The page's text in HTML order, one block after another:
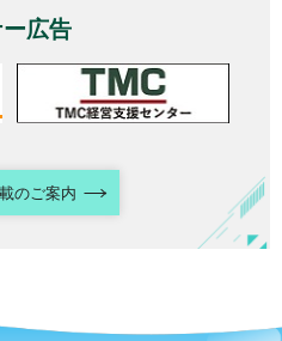
広告
のご案内